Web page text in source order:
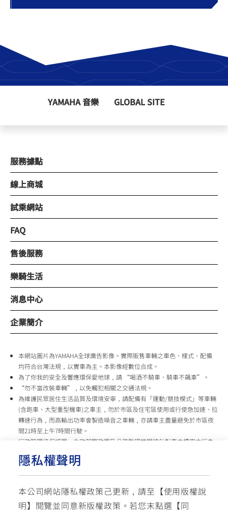
隱私權聲明
本公司網站隱私權政策己更新，請至【使用版權說
明】閱覽並同意新版權政策。 若您末點選【同
YAMAHA 音樂 GLOBAL SITE
服務據點
線上商城
試乘網站
FAQ
售後服務
樂騎生活
消息中心
企業簡介
本網站圖片為YAMAHA全球廣告影像。實際販售車輛之車色、樣式、配備
均符合台灣法規，以實車為主。本影像經數位合成。
為了你我的安全及響應環保愛地球，請 “喝酒不騎車、騎車不飆車”。
“勿不當改裝車輛”，以免觸犯相關之交通法規。
為維護民眾居住生活品質及環境安寧，請配備有「運動/競技模式」等車輛
(含跑車、大型重型機車)之車主，勿於市區及住宅區使用或行使急加速、拉
轉速行為，而高輸出功率會製造噪音之車輛，亦請車主盡量避免於市區夜
間21時至上午7時間行駛。
行政院環境保護署、內政部警政署及公路監理機關將針對車主擾寧之行為
台灣山葉機車 關心您
使用版權說明 隱私權政策 交通安全入口網
☏ 免付費客服專線: 0800-631-680